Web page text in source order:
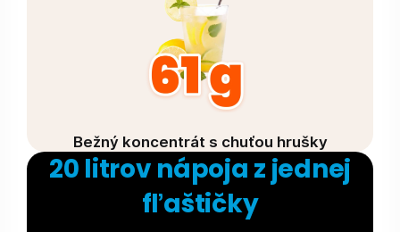
Bežný koncentrát s chuťou hrušky
20 litrov nápoja z jednej
fľaštičky